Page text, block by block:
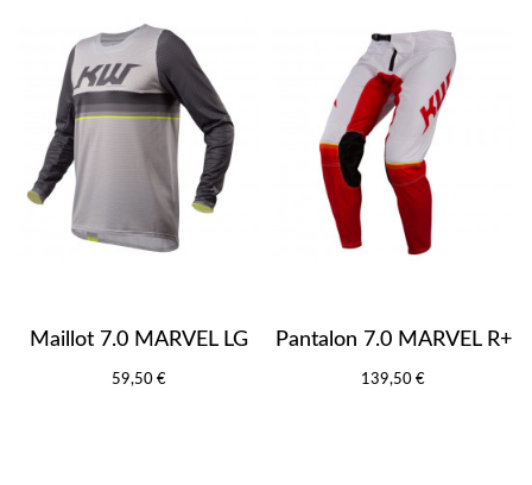
Maillot 7.0 MARVEL LG
59,50 €
Pantalon 7.0 MARVEL R+
139,50 €